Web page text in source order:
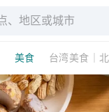
美食 台湾美食｜